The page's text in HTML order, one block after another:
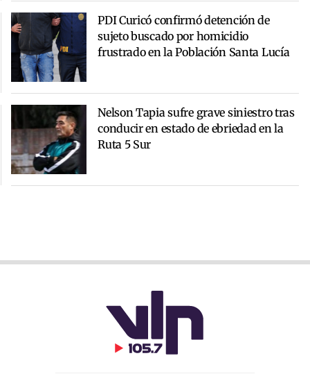
PDI Curicó confirmó detención de
sujeto buscado por homicidio
frustrado en la Población Santa Lucía
Nelson Tapia sufre grave siniestro tras
conducir en estado de ebriedad en la
Ruta 5 Sur